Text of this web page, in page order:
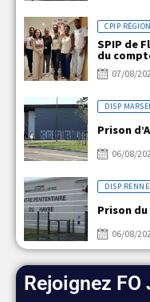
CPIP
SPIP de
du
07/08/
DISP
Prison
06/08/
DISP
Prison
06/08/
Rejoignez